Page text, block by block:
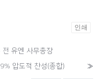
인쇄
전 유엔 사무총장
압도적 찬성(종합)
»